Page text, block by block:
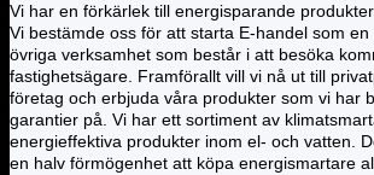
Vi har en förkärlek till energisparande
Vi bestämde oss för att starta E-handel som
övriga verksamhet som består i att besöka
fastighetsägare. Framförallt vill vi nå ut till
företag och erbjuda våra produkter som vi har
garantier på. Vi har ett sortiment av
energieffektiva produkter inom el- och vatten.
en halv förmögenhet att köpa energismartare